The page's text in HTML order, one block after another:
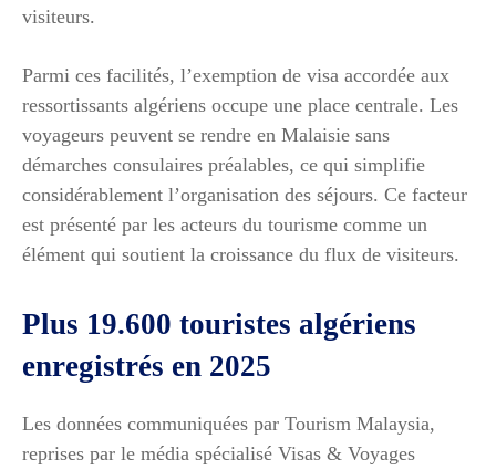
visiteurs.
Parmi ces facilités, l’exemption de visa accordée aux
ressortissants algériens occupe une place centrale. Les
voyageurs peuvent se rendre en Malaisie sans
démarches consulaires préalables, ce qui simplifie
considérablement l’organisation des séjours. Ce facteur
est présenté par les acteurs du tourisme comme un
élément qui soutient la croissance du flux de visiteurs.
Plus 19.600 touristes algériens
enregistrés en 2025
Les données communiquées par Tourism Malaysia,
reprises par le média spécialisé Visas & Voyages